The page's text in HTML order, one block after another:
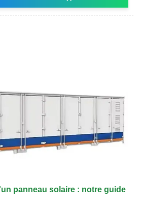
panneau solaire : notre guide